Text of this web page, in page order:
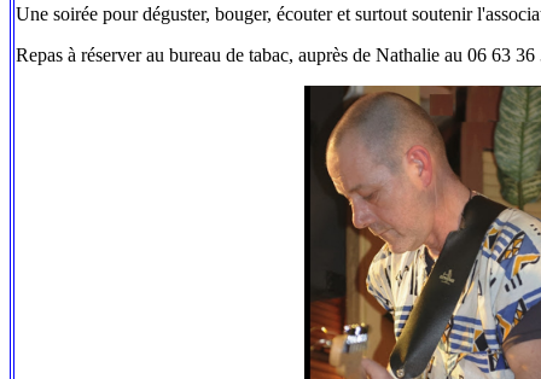
Une soirée pour déguster, bouger, écouter et surtout soutenir
Repas à réserver au bureau de tabac, auprès de Nathalie au 06 63